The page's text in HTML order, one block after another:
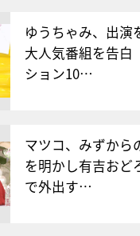
ゆうちゃみ、出演
大人気番組を告白
ション10…
マツコ、みずから
を明かし有吉おど
で外出す…